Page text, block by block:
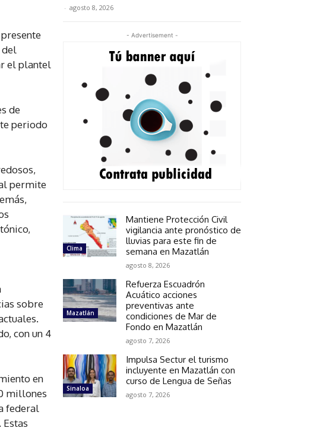
del
el plantel
de
periodo
permite
sobre
con un 4
en
millones
federal
- agosto 8, 2026
- Advertisement -
Clima
Mantiene Protección Civil
vigilancia ante pronóstico de
lluvias para este fin de
semana en Mazatlán
agosto 8, 2026
Mazatlán
Refuerza Escuadrón
Acuático acciones
preventivas ante
condiciones de Mar de
Fondo en Mazatlán
agosto 7, 2026
Sinaloa
Impulsa Sectur el turismo
incluyente en Mazatlán con
curso de Lengua de Señas
agosto 7, 2026